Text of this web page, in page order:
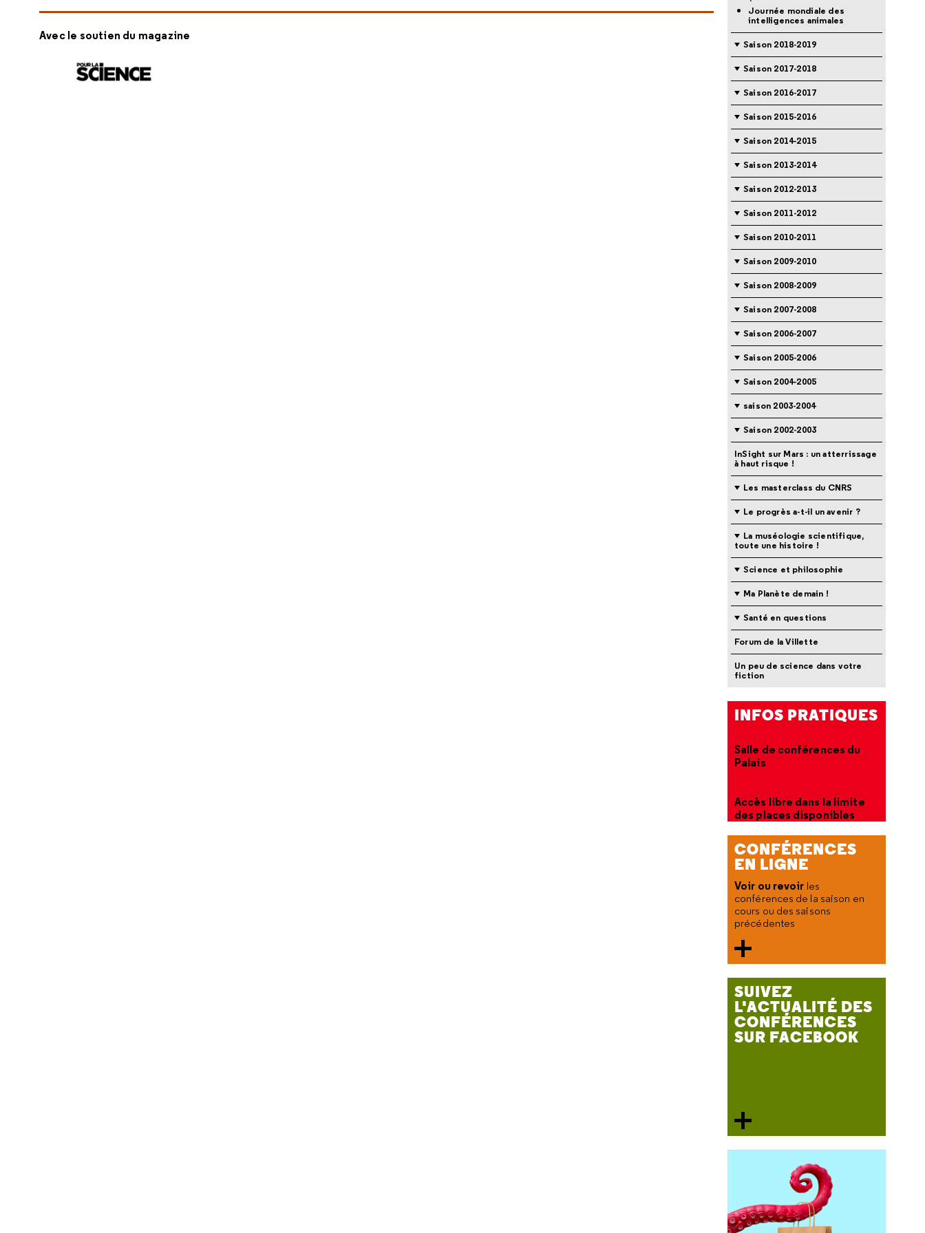
Avec le soutien du magazine
Journée mondiale des
intelligences animales
Saison 2018-2019
Saison 2017-2018
Saison 2016-2017
Saison 2015-2016
Saison 2014-2015
Saison 2013-2014
Saison 2012-2013
Saison 2011-2012
Saison 2010-2011
Saison 2009-2010
Saison 2008-2009
Saison 2007-2008
Saison 2006-2007
Saison 2005-2006
Saison 2004-2005
saison 2003-2004
Saison 2002-2003
InSight sur Mars : un atterrissage
à haut risque !
Les masterclass du CNRS
Le progrès a-t-il un avenir ?
La muséologie scientifique,
toute une histoire !
Science et philosophie
Ma Planète demain !
Santé en questions
Forum de la Villette
Un peu de science dans votre
fiction
INFOS PRATIQUES
Salle de conférences du
Palais
Accès libre dans la limite
des places disponibles
CONFÉRENCES
EN LIGNE
Voir ou revoir les
conférences de la saison en
cours ou des saisons
précédentes
SUIVEZ
L'ACTUALITÉ DES
CONFÉRENCES
SUR FACEBOOK